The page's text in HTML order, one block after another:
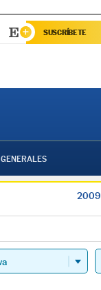
SUSCRÍBETE
GENERALES
2009